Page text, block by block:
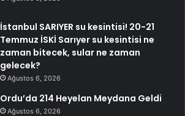
İstanbul SARIYER su kesintisi! 20-21
Temmuz İSKİ Sarıyer su kesintisi ne
zaman bitecek, sular ne zaman
gelecek?
Ağustos 6, 2026
Ordu’da 214 Heyelan Meydana Geldi
Ağustos 6, 2026